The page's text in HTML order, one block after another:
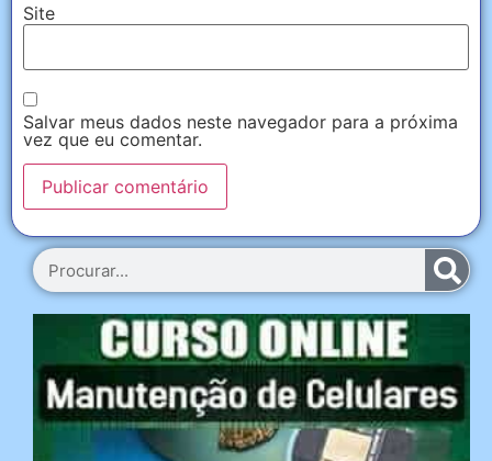
Site
Salvar meus dados neste navegador para a próxima
vez que eu comentar.